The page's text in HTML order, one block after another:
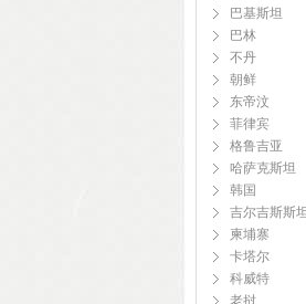
巴基斯坦
巴林
不丹
朝鲜
东帝汶
菲律宾
格鲁吉亚
哈萨克斯坦
韩国
吉尔吉斯斯坦
柬埔寨
卡塔尔
科威特
老挝